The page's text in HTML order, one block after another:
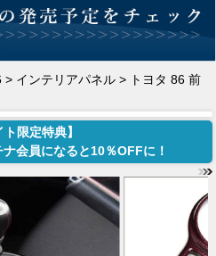
> インテリアパネル > トヨタ 86 前
ト限定特典】
会員になると10％OFFに！